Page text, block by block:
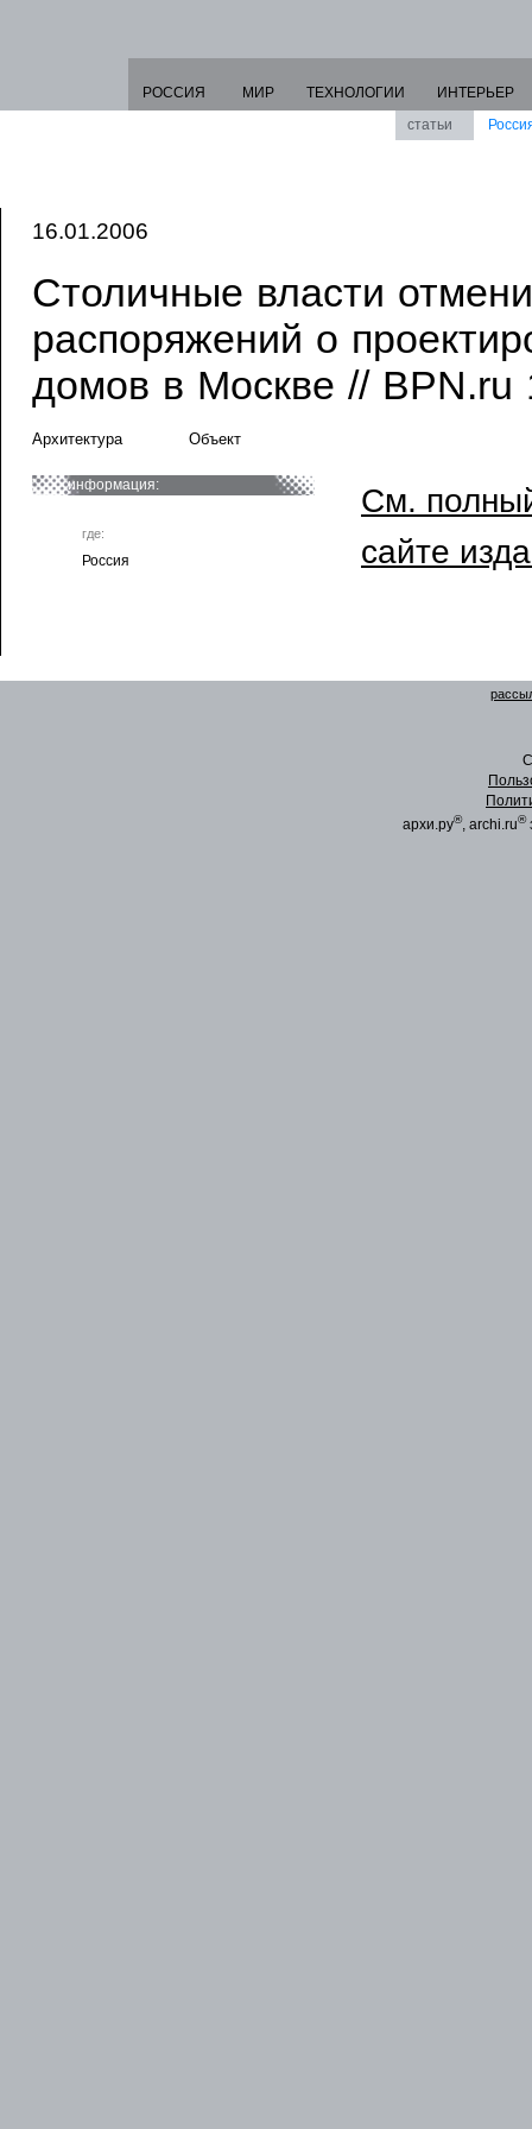
РОССИЯ МИР ТЕХНОЛОГИИ
ИНТЕРЬЕР
статьи
16.01.2006
Столичные власти
распоряжений о
домов в Москве // BPN.ru
Архитектура Объект
информация:
где:
Россия
См.
сайте
архи.ру®, archi.ru®